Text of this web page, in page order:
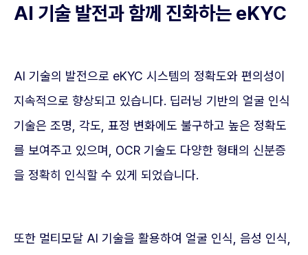
AI 기술 발전과 함께 진화하는 eKYC
AI 기술의 발전으로 eKYC 시스템의 정확도와 편의성이
지속적으로 향상되고 있습니다. 딥러닝 기반의 얼굴 인식
기술은 조명, 각도, 표정 변화에도 불구하고 높은 정확도
를 보여주고 있으며, OCR 기술도 다양한 형태의 신분증
을 정확히 인식할 수 있게 되었습니다.
또한 멀티모달 AI 기술을 활용하여 얼굴 인식, 음성 인식,